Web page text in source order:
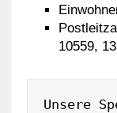
10559,
Unsere